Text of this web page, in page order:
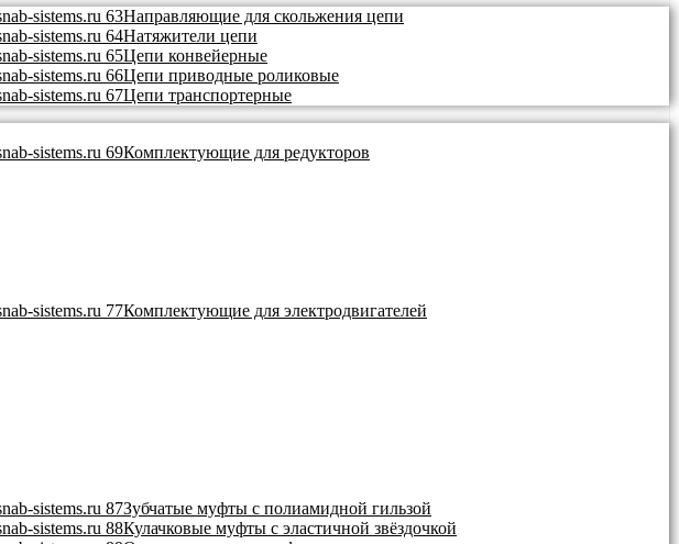
Направляющие для скольжения цепи
Натяжители цепи
Цепи конвейерные
Цепи приводные роликовые
Цепи транспортерные
Комплектующие для редукторов
Комплектующие для электродвигателей
Зубчатые муфты с полиамидной гильзой
Кулачковые муфты с эластичной звёздочкой